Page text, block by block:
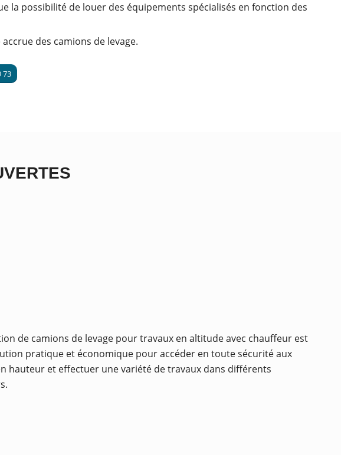
la possibilité de louer des équipements spécialisés en fonction des
des camions de levage.
73
de camions de levage pour travaux en altitude avec chauffeur est
pratique et économique pour accéder en toute sécurité aux
hauteur et effectuer une variété de travaux dans différents